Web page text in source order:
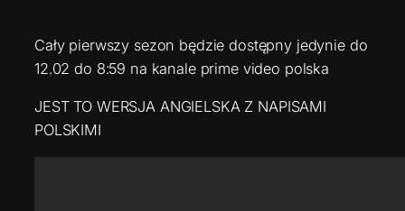
Cały pierwszy sezon będzie dostępny jedynie do
12.02 do 8:59 na kanale prime video polska
JEST TO WERSJA ANGIELSKA Z NAPISAMI
POLSKIMI